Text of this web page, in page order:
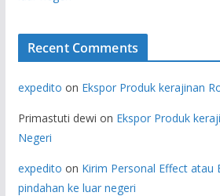
Recent Comments
expedito on Ekspor Produk kerajinan
Primastuti dewi on Ekspor Produk
Negeri
expedito on Kirim Personal Effect atau
pindahan ke luar negeri